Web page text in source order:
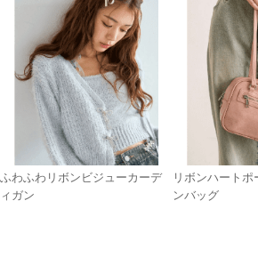
ふわふわリボンビジューカーデ
ィガン
リボンハートポ
ンバッグ